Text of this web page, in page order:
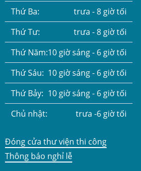
Thứ Ba:
trưa - 8 giờ tối
Thứ Tư:
trưa - 8 giờ tối
Thứ Năm:10 giờ sáng - 6 giờ tối
Thứ Sáu: 10 giờ sáng - 6 giờ tối
Thứ Bảy: 10 giờ sáng - 6 giờ tối
Chủ nhật:
trưa -6 giờ tối
Đóng cửa thư viện thi công
Thông báo nghỉ lễ